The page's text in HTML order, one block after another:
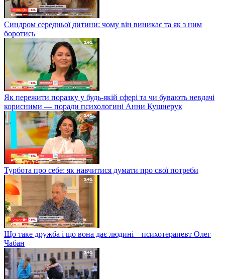
Синдром середньої дитини: чому він виникає та як з ним
боротись
Як пережити поразку у будь-якій сфері та чи бувають невдачі
корисними — поради психологині Анни Кушнерук
Турбота про себе: як навчитися думати про свої потреби
Що таке дружба і що вона дає людині – психотерапевт Олег
Чабан